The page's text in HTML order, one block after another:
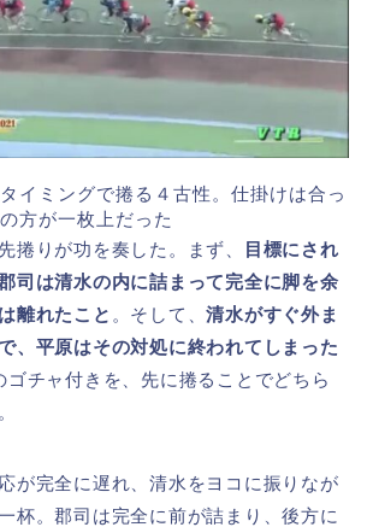
イミングで捲る４古性。仕掛けは合っ
方が一枚上だった
捲りが功を奏した。まず、
目標にされ
司は清水の内に詰まって完全に脚を余
離れたこと 。そして、清水がすぐ外ま
、平原はその対処に終われてしまった
ゴチャ付きを、先に捲ることでどちら
が完全に遅れ、清水をヨコに振りなが
杯。郡司は完全に前が詰まり、後方に